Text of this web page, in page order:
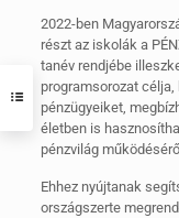
2022-ben
részt az iskolák a
tanév rendjébe
programsorozat
pénzügyeiket,
életben is
pénzvilág
Ehhez nyújtanak
országszerte